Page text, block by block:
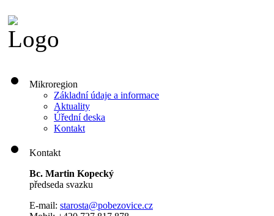
Mikroregion
Základní údaje a informace
Aktuality
Úřední deska
Kontakt
Kontakt
Bc. Martin Kopecký
předseda svazku
E-mail: starosta@pobezovice.cz